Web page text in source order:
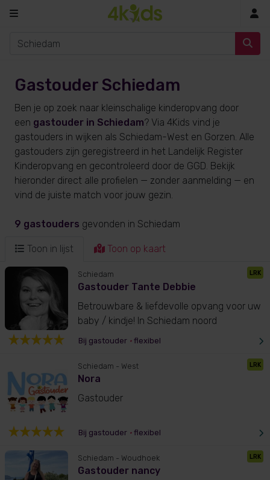
Gastouder Schiedam
Ben je op zoek naar kleinschalige kinderopvang door
een gastouder in Schiedam? Via 4Kids vind je
gastouders in wijken als Schiedam-West en Gorzen. Alle
gastouders zijn geregistreerd in het Landelijk Register
Kinderopvang en gecontroleerd door de GGD. Bekijk
hieronder direct alle profielen — zonder aanmelding — en
vind de juiste match voor jouw gezin.
9 gastouders gevonden in Schiedam
Toon in lijst Toon op kaart
LRK
Schiedam
Gastouder Tante Debbie
Betrouwbare & liefdevolle opvang voor uw
baby / kindje! In Schiedam noord
Bij gastouder •flexibel
LRK
Schiedam - West
Nora
Gastouder
Bij gastouder •flexibel
LRK
Schiedam - Woudhoek
Gastouder nancy